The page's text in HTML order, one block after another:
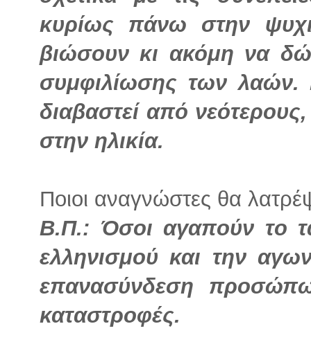
κυρίως πάνω στην
βιώσουν κι ακόμη να
συμφιλίωσης των λαών.
διαβαστεί από
στην ηλικία.
Ποιοι αναγνώστες θα
Β.Π.: Όσοι αγαπούν το
ελληνισμού και την
επανασύνδεση
καταστροφές.